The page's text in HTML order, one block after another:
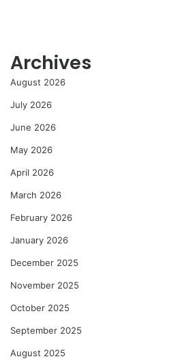
Archives
August 2026
July 2026
June 2026
May 2026
April 2026
March 2026
February 2026
January 2026
December 2025
November 2025
October 2025
September 2025
August 2025